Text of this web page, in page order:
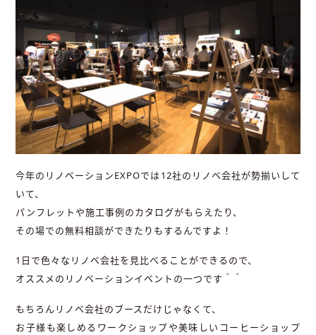
今年のリノベーションEXPOでは12社のリノベ会社が勢揃いして
いて、
パンフレットや施工事例のカタログがもらえたり、
その場での無料相談ができたりもするんですよ！
1日で色々なリノベ会社を見比べることができるので、
オススメのリノベーションイベントの一つです＾＾
もちろんリノベ会社のブースだけじゃなくて、
お子様も楽しめるワークショップや美味しいコーヒーショップ